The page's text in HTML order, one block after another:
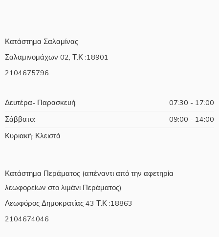
Κατάστημα Σαλαμίνας
Σαλαμινομάχων 02, Τ.Κ :18901
2104675796
Δευτέρα- Παρασκευή:
07:30 - 17:00
Σάββατο:
09:00 - 14:00
Κυριακή: Κλειστά
Κατάστημα Περάματος (απέναντι από την αφετηρία
λεωφορείων στο λιμάνι Περάματος)
Λεωφόρος Δημοκρατίας 43 Τ.Κ :18863
2104674046